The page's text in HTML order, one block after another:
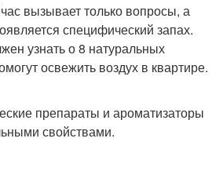
вызывает только вопросы, а
специфический запах.
узнать о 8 натуральных
освежить воздух в квартире.
препараты и ароматизаторы
свойствами.